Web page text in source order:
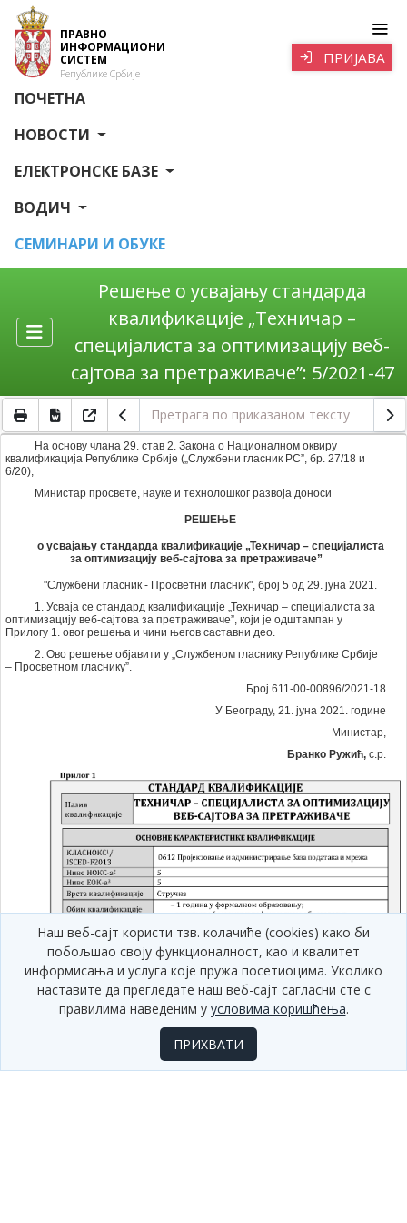
ПРАВНО
ИНФОРМАЦИОНИ
СИСТЕМ
Републике Србије
ПРИЈАВА
ПОЧЕТНА
НОВОСТИ
ЕЛЕКТРОНСКЕ БАЗЕ
ВОДИЧ
СЕМИНАРИ И ОБУКЕ
Наш веб-сајт користи тзв. колачиће (cookies) како би
побољшао своју функционалност, као и квалитет
информисања и услуга које пружа посетиоцима. Уколико
наставите да прегледате наш веб-сајт сагласни сте с
правилима наведеним у условима коришћења.
ПРИХВАТИ
Решење о усвајању стандарда
квалификације „Техничар –
специјалиста за оптимизацију веб-
сајтова за претраживаче”: 5/2021-47
На основу члана 29. став 2. Закона о Националном оквиру
квалификација Републике Србије („Службени гласник РС”, бр. 27/18 и
6/20),
Министар просвете, науке и технолошког развоја доноси
РЕШЕЊЕ
о усвајању стандарда квалификације „Техничар – специјалиста
за оптимизацију веб-сајтова за претраживаче”
"Службени гласник - Просветни гласник", број 5 од 29. јуна 2021.
1. Усваја се стандард квалификације „Техничар – специјалиста за
оптимизацију веб-сајтова за претраживаче”, који је одштампан у
Прилогу 1. овог решења и чини његов саставни део.
2. Ово решење објавити у „Службеном гласнику Републике Србије
– Просветном гласнику”.
Број 611-00-00896/2021-18
У Београду, 21. јуна 2021. године
Министар,
Бранко Ружић, с.р.